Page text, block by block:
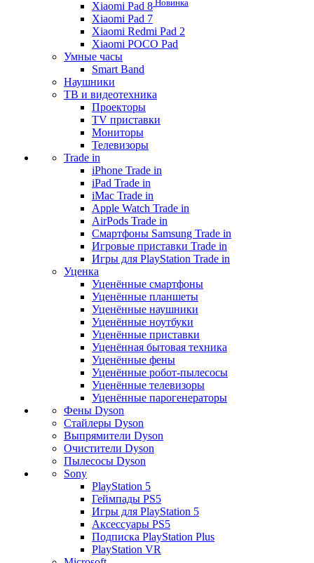
Xiaomi Pad 8 Новинка
Xiaomi Pad 7
Xiaomi Redmi Pad 2
Xiaomi POCO Pad
Умные часы
Smart Band
Наушники
ТВ и видеотехника
Проекторы
TV приставки
Мониторы
Телевизоры
Trade in
iPhone Trade in
iPad Trade in
iMac Trade in
Apple Watch Trade in
AirPods Trade in
Смартфоны Samsung Trade in
Игровые приставки Trade in
Игры для PlayStation Trade in
Уценка
Уценённые смартфоны
Уценённые планшеты
Уценённые наушники
Уценённые ноутбуки
Уценённые приставки
Уценённая бытовая техника
Уценённые фены
Уценённые робот-пылесосы
Уценённые телевизоры
Уценённые парогенераторы
Фены Dyson
Стайлеры Dyson
Выпрямители Dyson
Очистители Dyson
Пылесосы Dyson
Sony
PlayStation 5
Геймпады PS5
Игры для PlayStation 5
Аксессуары PS5
Подписка PlayStation Plus
PlayStation VR